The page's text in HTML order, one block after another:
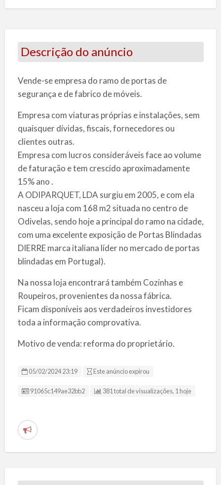
Descrição do anúncio
Vende-se empresa do ramo de portas de
segurança e de fabrico de móveis.
Empresa com viaturas próprias e instalações, sem
quaisquer dívidas, fiscais, fornecedores ou
clientes outras.
Empresa com lucros consideráveis face ao volume
de faturação e tem crescido aproximadamente
15% ano .
A ODIPARQUET, LDA surgiu em 2005, e com ela
nasceu a loja com 168 m2 situada no centro de
Odivelas, sendo hoje a principal do ramo na cidade,
com uma excelente exposição de Portas Blindadas
DIERRE marca italiana líder no mercado de portas
blindadas em Portugal).
Na nossa loja encontrará também Cozinhas e
Roupeiros, provenientes da nossa fábrica.
Ficam disponíveis aos verdadeiros investidores
toda a informação comprovativa.
Motivo de venda: reforma do proprietário.
05/02/2024 23:19 Este anúncio expirou
ID da Listagem
91065c149ae32bb2 381 total de visualizações, 1 hoje
R